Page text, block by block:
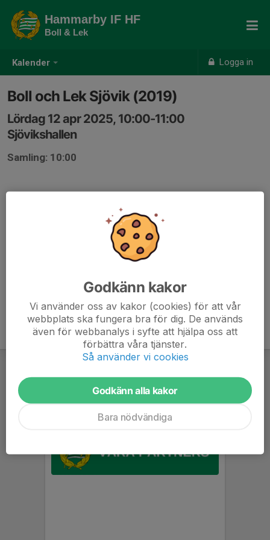
Kalender Logga in
Hammarby IF HF
Boll & Lek
Boll och Lek Sjövik (2019)
Lördag 12 apr 2025, 10:00-11:00
Sjövikshallen
Samling: 10:00
Godkänn kakor
Vi använder oss av kakor (cookies) för att vår
webbplats ska fungera bra för dig. De används
även för webbanalys i syfte att hjälpa oss att
förbättra våra tjänster.
Så använder vi cookies
Godkänn alla kakor
Bara nödvändiga